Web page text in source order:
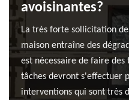
avoisinantes?
La très forte sollicitation
maison entraîne des
est nécessaire de faire des
tâches devront s'effectuer
interventions qui sont très